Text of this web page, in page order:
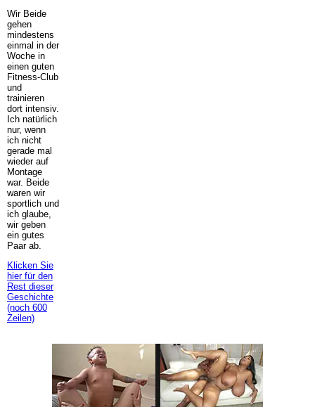
Wir Beide
gehen
mindestens
einmal in der
Woche in
einen guten
Fitness-Club
und
trainieren
dort intensiv.
Ich natürlich
nur, wenn
ich nicht
gerade mal
wieder auf
Montage
war. Beide
waren wir
sportlich und
ich glaube,
wir geben
ein gutes
Paar ab.
Klicken Sie
hier für den
Rest dieser
Geschichte
(noch 600
Zeilen)